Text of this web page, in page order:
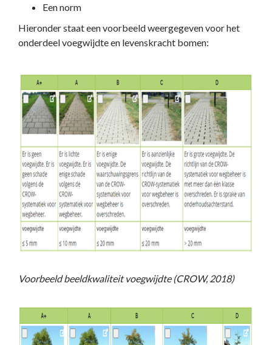
Een norm
Hieronder staat een voorbeeld weergegeven voor het
onderdeel voegwijdte en levenskracht bomen:
Voorbeeld beeldkwaliteit voegwijdte (CROW, 2018)